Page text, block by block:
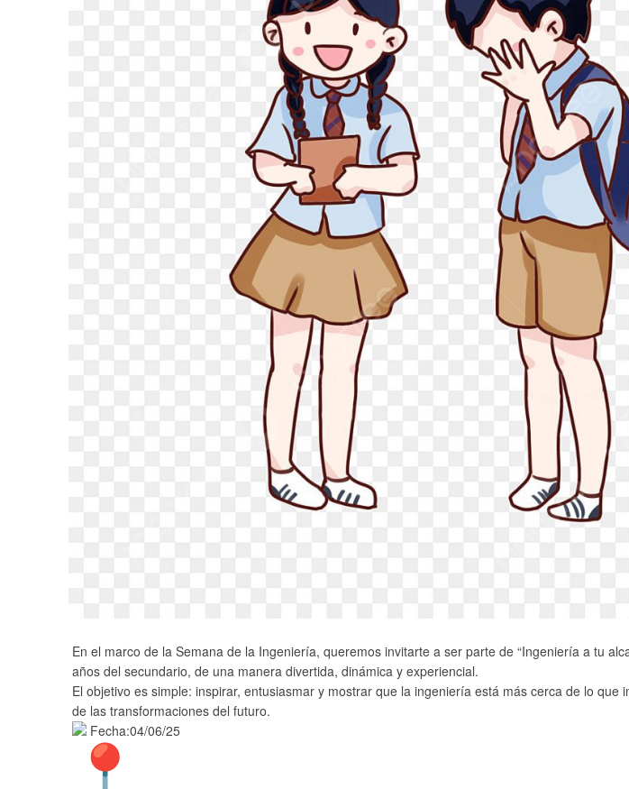
En el marco de la Semana de la Ingeniería, queremos invitarte a ser parte de “Ingeniería a tu
años del secundario, de una manera divertida, dinámica y experiencial.
El objetivo es simple: inspirar, entusiasmar y mostrar que la ingeniería está más cerca de lo
de las transformaciones del futuro.
Fecha:04/06/25